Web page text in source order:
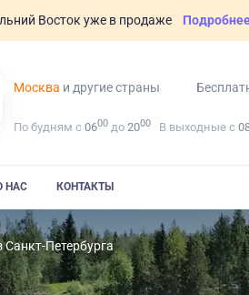
Восток уже в продаже
Москва и другие страны
По будням с 0600 до 2000 В выходные с
НАС КОНТАКТЫ
Петербурга